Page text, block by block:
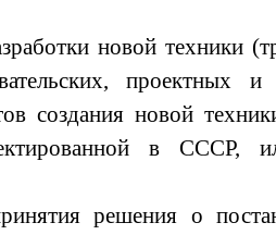
новой техники
проектных и
создания новой
в СССР,
решения о